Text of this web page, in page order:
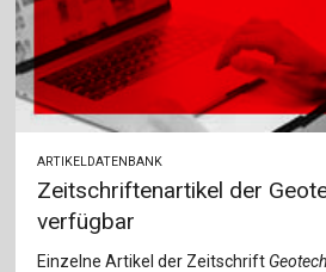
ARTIKELDATENBANK
Zeitschriftenartikel der
verfügbar
Einzelne Artikel der Zeitschrift